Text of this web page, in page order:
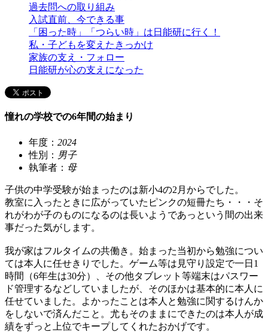
過去問への取り組み
入試直前、今できる事
「困った時」「つらい時」は日能研に行く！
私・子どもを変えたきっかけ
家族の支え・フォロー
日能研が心の支えになった
憧れの学校での6年間の始まり
年度： 2024
性別： 男子
執筆者： 母
子供の中学受験が始まったのは新小4の2月からでした。
教室に入ったときに広がっていたピンクの短冊たち・・・そ
れがわが子のものになるのは長いようであっという間の出来
事だった気がします。
我が家はフルタイムの共働き。始まった当初から勉強につい
ては本人に任せきりでした。ゲーム等は見守り設定で一日1
時間（6年生は30分）、その他タブレット等端末はパスワー
ド管理するなどしていましたが、そのほかは基本的に本人に
任せていました。よかったことは本人と勉強に関するけんか
をしないで済んだこと。尤もそのままにできたのは本人が成
績をずっと上位でキープしてくれたおかげです。